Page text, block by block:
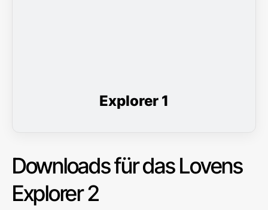
Explorer 1
Downloads für das Lovens
Explorer 2